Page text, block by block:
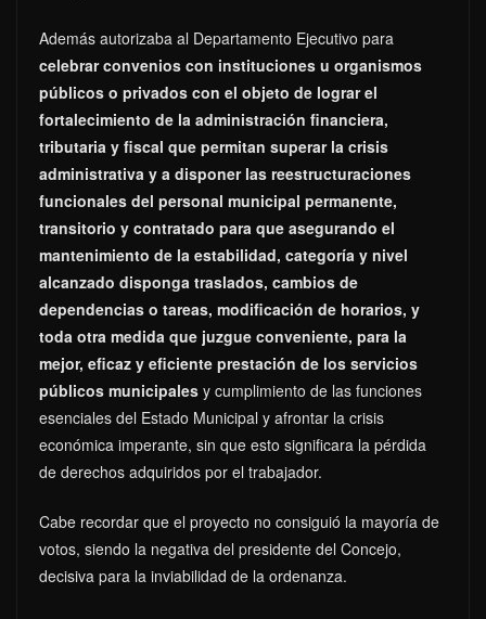
Además autorizaba al Departamento Ejecutivo para
celebrar convenios con instituciones u organismos
públicos o privados con el objeto de lograr el
fortalecimiento de la administración financiera,
tributaria y fiscal que permitan superar la crisis
administrativa y a disponer las reestructuraciones
funcionales del personal municipal permanente,
transitorio y contratado para que asegurando el
mantenimiento de la estabilidad, categoría y nivel
alcanzado disponga traslados, cambios de
dependencias o tareas, modificación de horarios, y
toda otra medida que juzgue conveniente, para la
mejor, eficaz y eficiente prestación de los servicios
públicos municipales y cumplimiento de las funciones
esenciales del Estado Municipal y afrontar la crisis
económica imperante, sin que esto significara la pérdida
de derechos adquiridos por el trabajador.
Cabe recordar que el proyecto no consiguió la mayoría de
votos, siendo la negativa del presidente del Concejo,
decisiva para la inviabilidad de la ordenanza.